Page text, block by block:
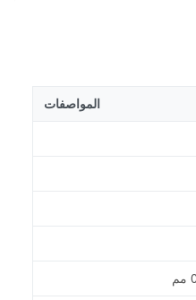
المواصفات